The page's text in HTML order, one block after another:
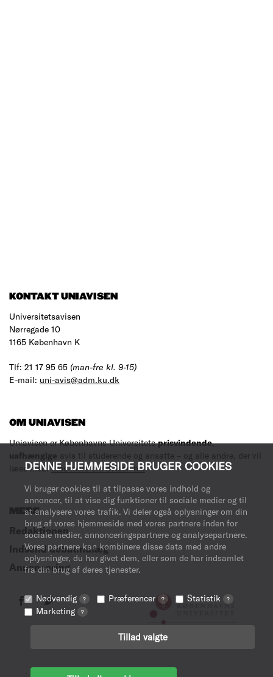
DENNE HJEMMESIDE BRUGER COOKIES
Vi bruger cookies til at tilpasse vores indhold og
annoncer, til at vise dig funktioner til sociale medier og til
at analysere vores trafik. Vi deler også oplysninger om din
brug af vores hjemmeside med vores partnere inden for
sociale medier, annonceringspartnere og analysepartnere.
Vores partnere kan kombinere disse data med andre
oplysninger, du har givet dem, eller som de har indsamlet
fra din brug af deres tjenester.
Nødvendig ? Præferencer ? Statistik ?
Marketing ?
Tillad valgte
KONTAKT UNIAVISEN
Universitetsavisen
Nørregade 10
1165 København K
Tlf: 21 17 95 65 (man-fre kl. 9-15)
E-mail: uni-avis@adm.ku.dk
OM UNIAVISEN
Uniavisen er Københavns Universitetsprisvindende,
uafhængige avis til studerende og ansatte – og alle andre, der vil
læse med.Læs mere om avisen her.
MERE
Redaktionen
Indsend debatindlæg
Annoncering